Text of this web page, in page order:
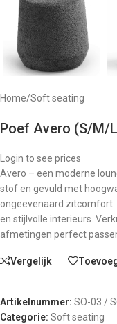
Home/Soft seating
Poef Avero (S/M/
Login to see prices
Avero – een moderne
stof en gevuld met
ongeëvenaard
en stijlvolle interieurs.
afmetingen perfect
Vergelijk
Artikelnummer: SO-03 /
Categorie: Soft seating